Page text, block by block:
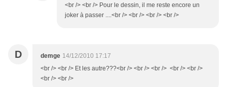
<br /> <br /> Pour le dessin, il me reste encore un
joker à passer ....<br /> <br /> <br /> <br />
D demge 14/12/2010 17:17
<br /> <br /> Et les autre???<br /> <br /> <br /> <br /> <br />
<br /> <br />